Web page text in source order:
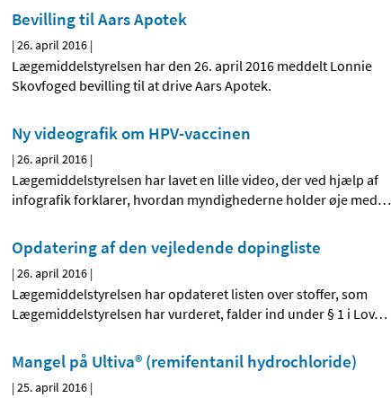
Bevilling til Aars Apotek
|26. april 2016 |
Lægemiddelstyrelsen har den 26. april 2016 meddelt Lonnie
Skovfoged bevilling til at drive Aars Apotek.
Ny videografik om HPV-vaccinen
|26. april 2016 |
Lægemiddelstyrelsen har lavet en lille video, der ved hjælp af
infografik forklarer, hvordan myndighederne holder øje med…
Opdatering af den vejledende dopingliste
|26. april 2016 |
Lægemiddelstyrelsen har opdateret listen over stoffer, som
Lægemiddelstyrelsen har vurderet, falder ind under § 1 i Lov…
Mangel på Ultiva® (remifentanil hydrochloride)
|25. april 2016 |